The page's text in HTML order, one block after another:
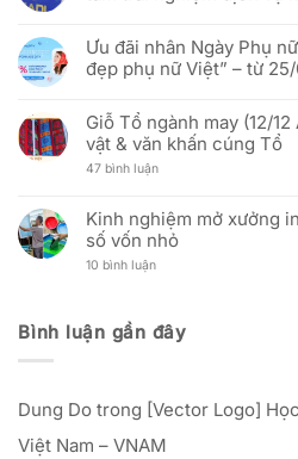
nhất
đất
nước
(30/04/1975
30/04/2026)
đại
diện
và
địa
chỉ
văn
phòng
mới
Yên)
Báo
Cáo
Thị
In
Cờ
Vải:
Phân
Tích
Và
Hiệu
Quả
Tư
bình
luận
ở
Hải
Triều
ra
mắt
Zalo
nâng
tầm
trải
nghiệm
dịch
Ưu đãi nhân Ngày Phụ
đẹp phụ nữ Việt” – từ
bình
luận
ở
Ưu
đãi
Phụ
nữ
Việt
Nam:
phụ
nữ
25/09
đến
20/10/2025
Giỗ Tổ ngành may (12/
vật & văn khấn cúng Tổ
47 bình luậnở
ngành
may
(12/12
lễ
vật
Tổ
Kinh nghiệm mở xưởng
số vốn nhỏ
10 bình luậnở
xưởng
in
hiệu
quả
với
số
Bình luận gần đây
Dung Do trong [Vector Logo]
Việt Nam – VNAM